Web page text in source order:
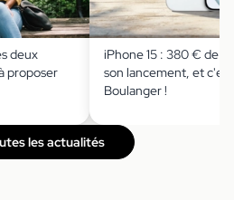
deux
proposer
iPhone 15 : 380 € de
son lancement, et
Boulanger !
les actualités